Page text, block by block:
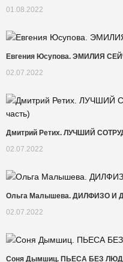
01.08.2022
Евгения Юсупова. ЭМИЛИЯ
02.07.2022
Дмитрий Ретих. ЛУЧШИЙ
02.07.2022
Ольга Малышева. ДИЛФИЗО И
02.07.2022
Соня Дымшиц. ПЬЕСА БЕЗ